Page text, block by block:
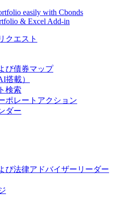
easily with Cbonds
& Excel Add-in
クエスト
び債券マップ
搭載）
検索
ポレートアクション
ダー
び法律アドバイザーリーダー